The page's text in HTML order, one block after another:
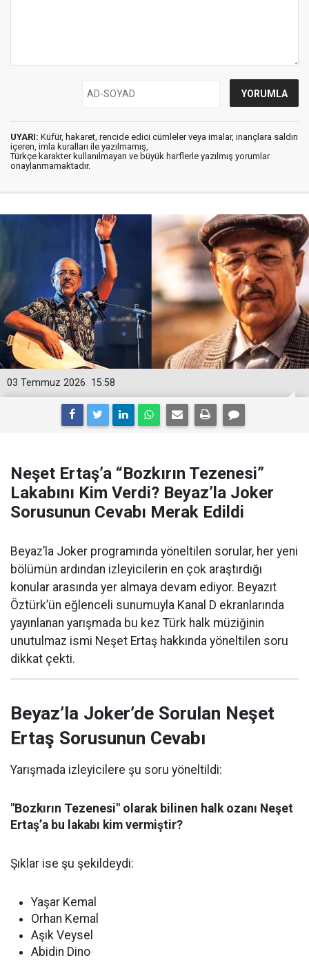
UYARI: Küfür, hakaret, rencide edici cümleler veya imalar, inançlara saldırı
içeren, imla kuralları ile yazılmamış,
Türkçe karakter kullanılmayan ve büyük harflerle yazılmış yorumlar
onaylanmamaktadır.
15:58
03 Temmuz 2026
Neşet Ertaş’a “Bozkırın Tezenesi”
Lakabını Kim Verdi? Beyaz’la Joker
Sorusunun Cevabı Merak Edildi
Beyaz’la Joker programında yöneltilen sorular, her yeni
bölümün ardından izleyicilerin en çok araştırdığı
konular arasında yer almaya devam ediyor. Beyazıt
Öztürk’ün eğlenceli sunumuyla Kanal D ekranlarında
yayınlanan yarışmada bu kez Türk halk müziğinin
unutulmaz ismi Neşet Ertaş hakkında yöneltilen soru
dikkat çekti.
Beyaz’la Joker’de Sorulan Neşet
Ertaş Sorusunun Cevabı
Yarışmada izleyicilere şu soru yöneltildi:
"Bozkırın Tezenesi" olarak bilinen halk ozanı Neşet
Ertaş’a bu lakabı kim vermiştir?
Şıklar ise şu şekildeydi:
Yaşar Kemal
Orhan Kemal
Aşık Veysel
Abidin Dino